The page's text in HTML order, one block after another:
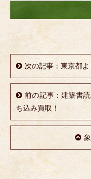
次の記事：東京都
前の記事：建築書
ち込み買取！